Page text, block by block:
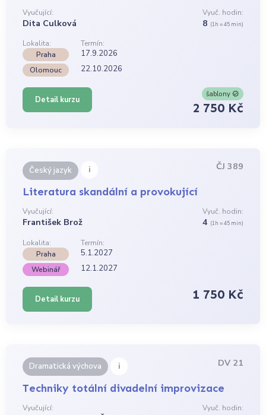
Vyučující:
Dita Culková
Vyuč. hodin:
8 (1h = 45 min)
Lokalita:
Termín:
Praha
17.9.2026
Olomouc 22.10.2026
Detail kurzu
šablony
2 750 Kč
Český jazyk i ČJ 389
Literatura skandální a provokující
Vyučující:
František Brož
Vyuč. hodin:
4 (1h = 45 min)
Lokalita:
Termín:
Praha
5.1.2027
Webinář 12.1.2027
Detail kurzu 1 750 Kč
Dramatická výchova i DV 21
Techniky totální divadelní improvizace
Vyučující: Vyuč. hodin: